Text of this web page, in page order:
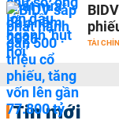
TÀI
Tin mới